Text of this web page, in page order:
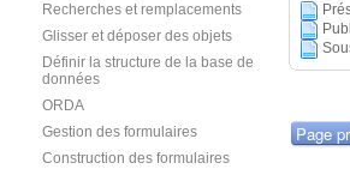
Recherches et remplacements
Glisser et déposer des objets
Définir la structure de la base de
données
ORDA
Gestion des formulaires
Construction des formulaires
Page